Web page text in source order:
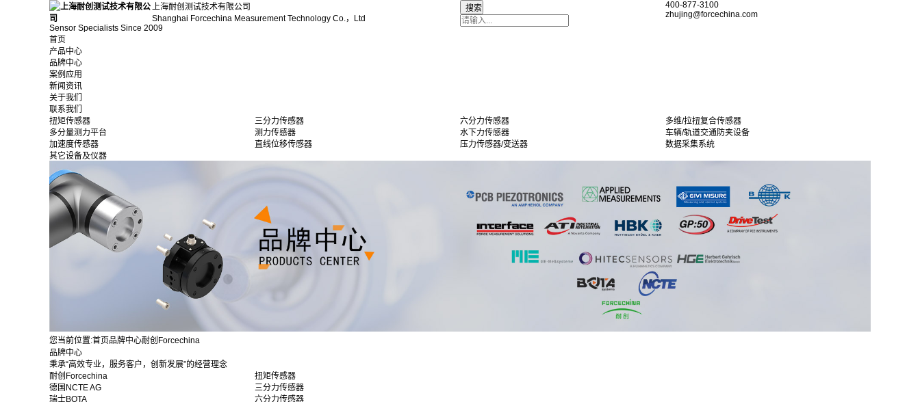
上海耐创测试技术有限公司
Shanghai Forcechina Measurement Technology Co.，Ltd
Sensor Specialists Since 2009
400-877-3100
zhujing@forcechina.com
首页
产品中心
品牌中心
案例应用
新闻资讯
关于我们
联系我们
扭矩传感器
三分力传感器 六分力传感器
多维/拉扭复合传感器
多分量测力平台
测力传感器 水下力传感器
车辆/轨道交通防夹设备
加速度传感器
直线位移传感器 压力传感器/变送器
数据采集系统
其它设备及仪器
您当前位置:首页品牌中心耐创Forcechina
品牌中心
秉承“高效专业，服务客户，创新发展”的经营理念
耐创Forcechina
德国NCTE AG
瑞士BOTA
扭矩传感器
三分力传感器
六分力传感器